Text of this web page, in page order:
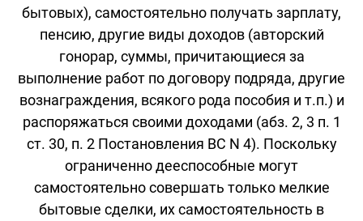
бытовых), самостоятельно получать зарплату,
пенсию, другие виды доходов (авторский
гонорар, суммы, причитающиеся за
выполнение работ по договору подряда, другие
вознаграждения, всякого рода пособия и т.п.) и
распоряжаться своими доходами (абз. 2, 3 п. 1
ст. 30, п. 2 Постановления ВС N 4). Поскольку
ограниченно дееспособные могут
самостоятельно совершать только мелкие
бытовые сделки, их самостоятельность в